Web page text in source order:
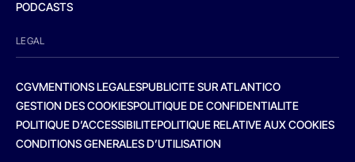
PODCASTS
LEGAL
CGVMENTIONS LEGALESPUBLICITE SUR ATLANTICO
GESTION DES COOKIESPOLITIQUE DE CONFIDENTIALITE
POLITIQUE D’ACCESSIBILITEPOLITIQUE RELATIVE AUX COOKIES
CONDITIONS GENERALES D’UTILISATION